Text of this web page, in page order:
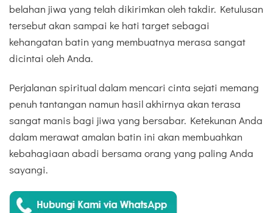
belahan jiwa yang telah dikirimkan oleh takdir. Ketulusan
tersebut akan sampai ke hati target sebagai
kehangatan batin yang membuatnya merasa sangat
dicintai oleh Anda.
Perjalanan spiritual dalam mencari cinta sejati memang
penuh tantangan namun hasil akhirnya akan terasa
sangat manis bagi jiwa yang bersabar. Ketekunan Anda
dalam merawat amalan batin ini akan membuahkan
kebahagiaan abadi bersama orang yang paling Anda
sayangi.